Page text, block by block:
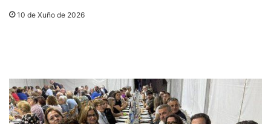
10 de Xuño de 2026